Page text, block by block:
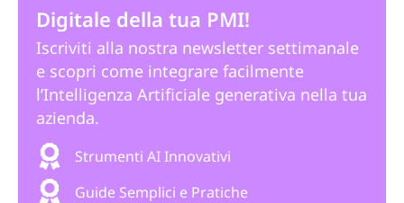
Digitale della tua PMI!
Iscriviti alla nostra newsletter settimanale
e scopri come integrare facilmente
l’Intelligenza Artificiale generativa nella tua
azienda.
Strumenti AI Innovativi
Guide Semplici e Pratiche